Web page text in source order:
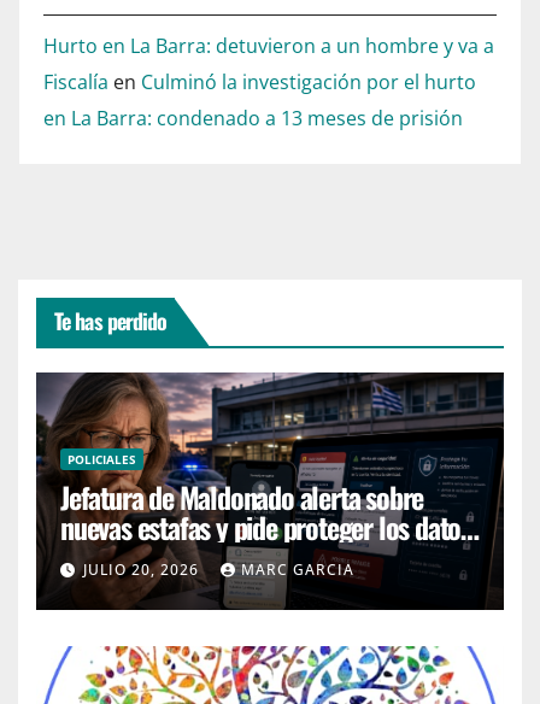
h
t
t
t
e
c
a
r
s
U
Hurto en La Barra: detuvieron a un hombre y va a
Fiscalía en Culminó la investigación por el hurto
en La Barra: condenado a 13 meses de prisión
Te has perdido
POLICIALES
Jefatura de Maldonado alerta sobre
nuevas estafas y pide proteger los datos
personales
JULIO 20, 2026 MARC GARCIA